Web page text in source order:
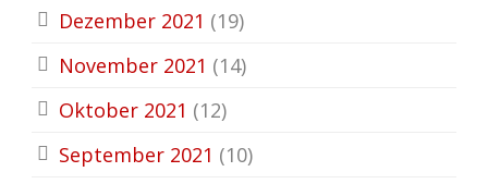
Dezember 2021 (19)
November 2021 (14)
Oktober 2021 (12)
September 2021 (10)